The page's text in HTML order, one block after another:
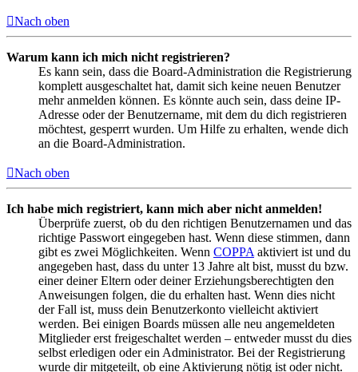
Nach oben
Warum kann ich mich nicht registrieren?
Es kann sein, dass die Board-Administration die Registrierung
komplett ausgeschaltet hat, damit sich keine neuen Benutzer
mehr anmelden können. Es könnte auch sein, dass deine IP-
Adresse oder der Benutzername, mit dem du dich registrieren
möchtest, gesperrt wurden. Um Hilfe zu erhalten, wende dich
an die Board-Administration.
Nach oben
Ich habe mich registriert, kann mich aber nicht anmelden!
Überprüfe zuerst, ob du den richtigen Benutzernamen und das
richtige Passwort eingegeben hast. Wenn diese stimmen, dann
gibt es zwei Möglichkeiten. Wenn COPPA aktiviert ist und du
angegeben hast, dass du unter 13 Jahre alt bist, musst du bzw.
einer deiner Eltern oder deiner Erziehungsberechtigten den
Anweisungen folgen, die du erhalten hast. Wenn dies nicht
der Fall ist, muss dein Benutzerkonto vielleicht aktiviert
werden. Bei einigen Boards müssen alle neu angemeldeten
Mitglieder erst freigeschaltet werden – entweder musst du dies
selbst erledigen oder ein Administrator. Bei der Registrierung
wurde dir mitgeteilt, ob eine Aktivierung nötig ist oder nicht.